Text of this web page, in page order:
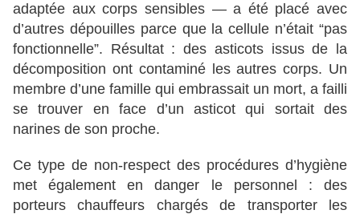
adaptée aux corps sensibles — a été placé avec
d’autres dépouilles parce que la cellule n’était “pas
fonctionnelle”. Résultat : des asticots issus de la
décomposition ont contaminé les autres corps. Un
membre d’une famille qui embrassait un mort, a failli
se trouver en face d’un asticot qui sortait des
narines de son proche.
Ce type de non-respect des procédures d’hygiène
met également en danger le personnel : des
porteurs chauffeurs chargés de transporter les